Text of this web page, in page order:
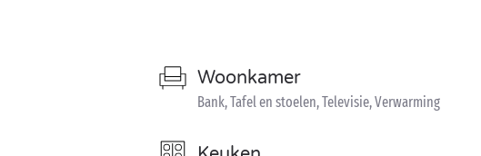
Woonkamer
Bank, Tafel en stoelen, Televisie, Verwarming